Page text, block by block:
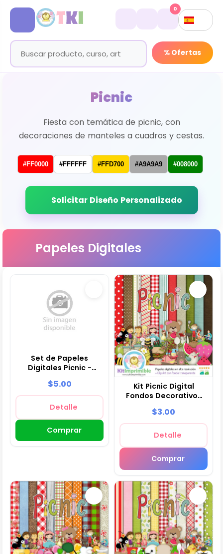
% Ofertas
0
Picnic
Fiesta con temática de picnic, con
decoraciones de manteles a cuadros y cestas.
#FF0000 #FFFFFF #FFD700 #A9A9A9 #008000
Solicitar Diseño Personalizado
Papeles Digitales
Set de Papeles
Digitales Picnic -
Scrapbooking
$5.00
Detalle
Comprar
Kit Picnic Digital
Fondos Decorativos
$3.00
Detalle
Comprar